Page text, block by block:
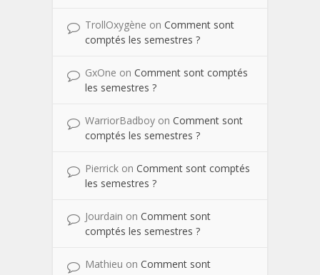
TrollOxygène on Comment sont
comptés les semestres ?
GxOne on Comment sont comptés
les semestres ?
WarriorBadboy on Comment sont
comptés les semestres ?
Pierrick on Comment sont comptés
les semestres ?
Jourdain on Comment sont
comptés les semestres ?
Mathieu on Comment sont